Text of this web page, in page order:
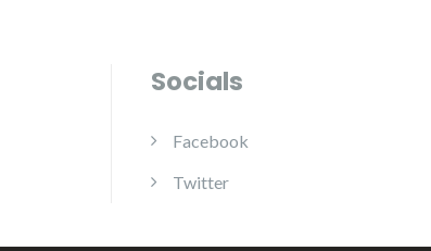
Socials
Facebook
Twitter